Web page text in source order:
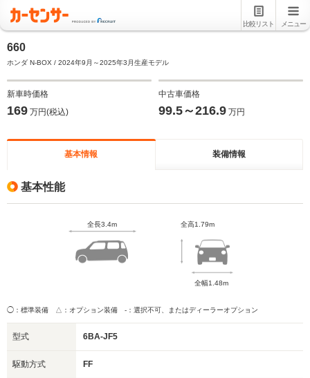
比較リスト メニュー
660
ホンダ N-BOX / 2024年9月～2025年3月生産モデル
新車時価格
169 万円(税込)
中古車価格
99.5～216.9 万円
基本情報 装備情報
基本性能
全長3.4m 全高1.79m
全幅1.48m
◯：標準装備 △：オプション装備 -：選択不可、またはディーラーオプション
型式 6BA-JF5
駆動方式 FF